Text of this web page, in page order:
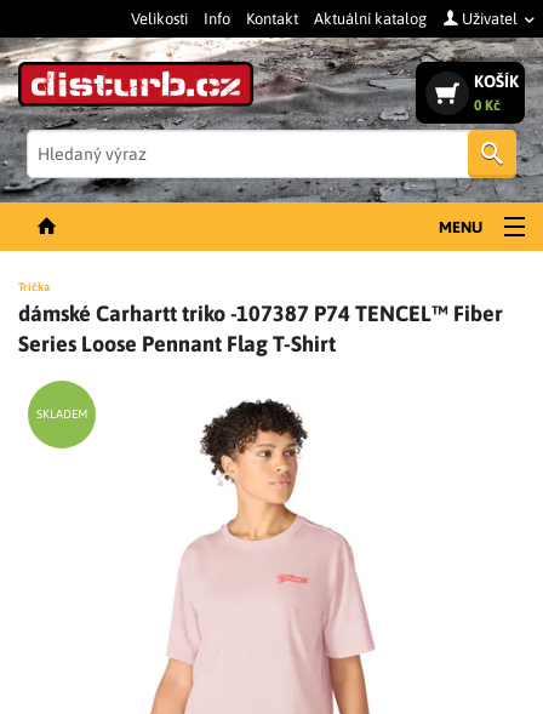
Velikosti Info Kontakt Aktuální katalog Uživatel
KOŠÍK
0 Kč
MENU
PÁNSKÉ OBLEČENÍ
DOPLŇKY
LIMITOVANÉ EDICE
Trička
dámské Carhartt triko -107387 P74 TENCEL™ Fiber
Series Loose Pennant Flag T-Shirt
SKLADEM